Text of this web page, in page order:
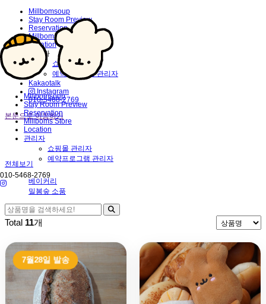
Millbomsoup
Stay Room Preview
Reservation
Millboms Store
Location
관리자
쇼핑몰 관리자
예약프로그램 관리자
010-5468-2769
Millbomsoup
Stay Room Preview
Reservation
Millboms Store
Location
관리자
쇼핑몰 관리자
예약프로그램 관리자
Kakaotalk
Instagram
010-5468-2769
본문으로 이동하기
전체보기
베이커리
밀봄숲 소품
Total 11개
7월28일 발송